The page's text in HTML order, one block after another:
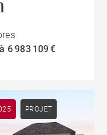
6 983 109 €
PROJET